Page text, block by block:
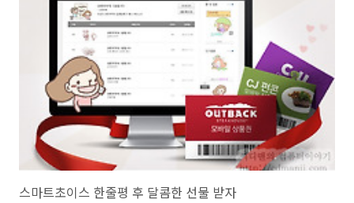
스마트초이스 한줄평 후 달콤한 선물 받자